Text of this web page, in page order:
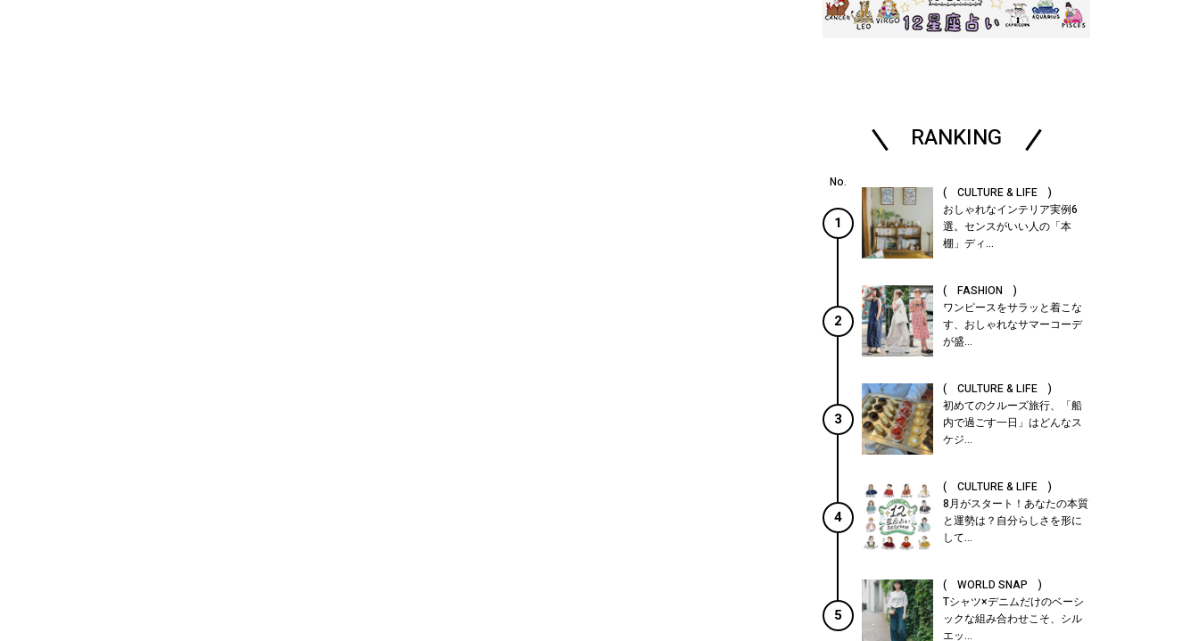
RANKING
1
( CULTURE & LIFE )
おしゃれなインテリア実例6
選。センスがいい人の「本
棚」ディ...
2
( FASHION )
ワンピースをサラッと着こな
す、おしゃれなサマーコーデ
が盛...
3
( CULTURE & LIFE )
初めてのクルーズ旅行、「船
内で過ごす一日」はどんなス
ケジ...
4
( CULTURE & LIFE )
8月がスタート！あなたの本質
と運勢は？自分らしさを形に
して...
5
( WORLD SNAP )
Tシャツ×デニムだけのベーシ
ックな組み合わせこそ、シル
エッ...